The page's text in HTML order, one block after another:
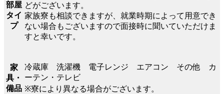
部屋
タイ
プ
どがございます。
家族寮も相談できますが、就業時期によって用意でき
ない場合もございますので面接時に聞いていただけま
すと幸いです。
家
具・
備品
冷蔵庫 洗濯機 電子レンジ エアコン その他 カ
ーテン・テレビ
※寮により異なる場合がございます。